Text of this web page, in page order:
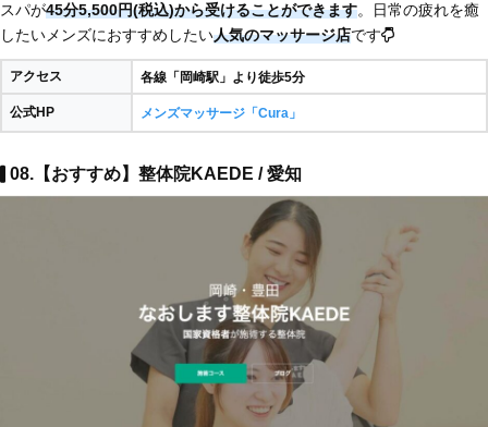
スパが45分5,500円(税込)から受けることができます。日常の疲れを癒
したいメンズにおすすめしたい人気のマッサージ店です
アクセス 各線「岡崎駅」より徒歩5分
公式HP メンズマッサージ「Cura」
08.【おすすめ】整体院KAEDE / 愛知